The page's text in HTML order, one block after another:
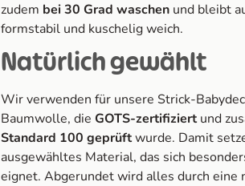
zudem bei 30 Grad waschenund bleibt
formstabil und kuschelig weich.
Natürlich gewählt
Wir verwenden für unsere Strick-
Baumwolle, die GOTS-zertifiziertund
Standard 100 geprüftwurde. Damit
ausgewähltes Material, das sich
eignet. Abgerundet wird alles durch